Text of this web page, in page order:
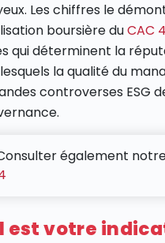
Les chiffres le
boursière duCAC
qui déterminent la
la qualité du
controverses ESG
également
est votre